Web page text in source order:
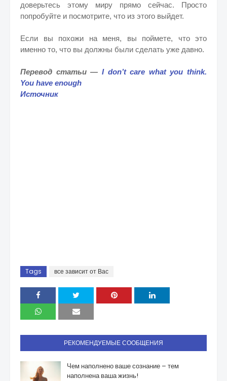
доверьтесь этому миру прямо сейчас. Просто
попробуйте и посмотрите, что из этого выйдет.
Если вы похожи на меня, вы поймете, что это
именно то, что вы должны были сделать уже давно.
Перевод статьи — I don’t care what you think.
You have enough
Источник
Tags все зависит от Вас
РЕКОМЕНДУЕМЫЕ СООБЩЕНИЯ
Чем наполнено ваше сознание – тем
наполнена ваша жизнь!